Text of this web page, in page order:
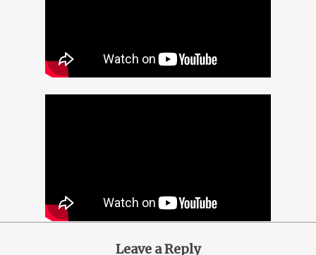
Leave a Reply